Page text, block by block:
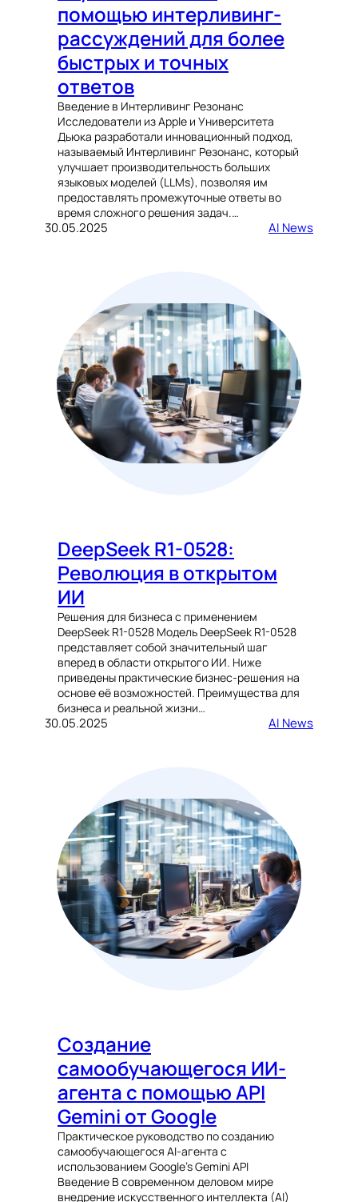
помощью интерливинг-
рассуждений для более
быстрых и точных
ответов
Введение в Интерливинг Резонанс
Исследователи из Apple и Университета
Дьюка разработали инновационный подход,
называемый Интерливинг Резонанс, который
улучшает производительность больших
языковых моделей (LLMs), позволяя им
предоставлять промежуточные ответы во
время сложного решения задач.…
30.05.2025 AI News
DeepSeek R1-0528:
Революция в открытом
ИИ
Решения для бизнеса с применением
DeepSeek R1-0528 Модель DeepSeek R1-0528
представляет собой значительный шаг
вперед в области открытого ИИ. Ниже
приведены практические бизнес-решения на
основе её возможностей. Преимущества для
бизнеса и реальной жизни…
30.05.2025 AI News
Создание
самообучающегося ИИ-
агента с помощью API
Gemini от Google
Практическое руководство по созданию
самообучающегося AI-агента с
использованием Google’s Gemini API
Введение В современном деловом мире
внедрение искусственного интеллекта (AI)